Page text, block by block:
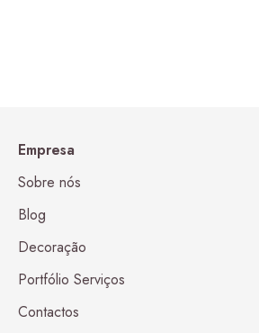
Miami Bolas
14,50€por metro linear
Empresa
Sobre nós
Blog
Decoração
Portfólio Serviços
Contactos